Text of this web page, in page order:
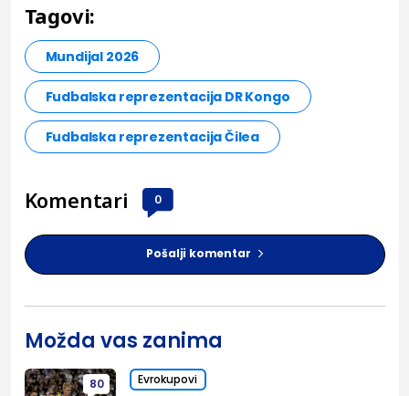
Tagovi:
Mundijal 2026
Fudbalska reprezentacija DR Kongo
Fudbalska reprezentacija Čilea
Komentari 0
Pošalji komentar
Možda vas zanima
80 Evrokupovi